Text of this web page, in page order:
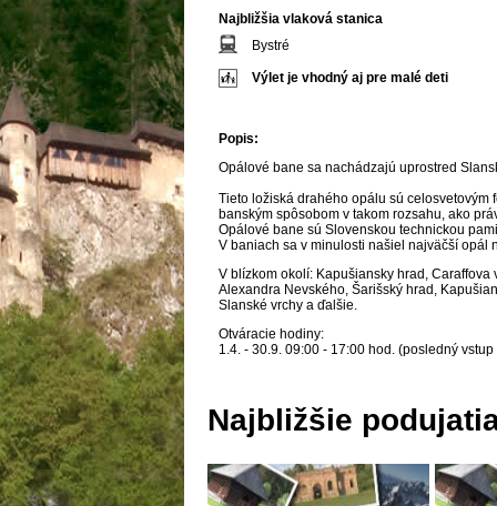
Najbližšia vlaková stanica
Bystré
Výlet je vhodný aj pre malé deti
Popis:
Opálové bane sa nachádzajú uprostred
Tieto ložiská drahého opálu sú
banským spôsobom v takom rozsahu, ako
Opálové bane sú Slovenskou technickou
V baniach sa v minulosti našiel najväčší opál
V blízkom okolí: Kapušiansky hrad,
Alexandra Nevského, Šarišský hrad,
Slanské vrchy a ďalšie.
Otváracie hodiny:
1.4. - 30.9. 09:00 - 17:00 hod. (posledný
Najbližšie